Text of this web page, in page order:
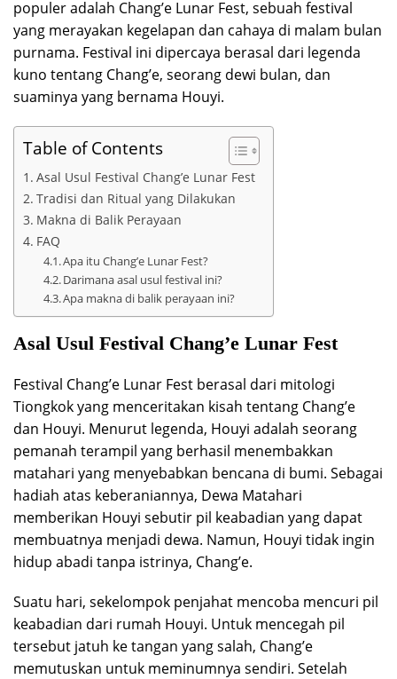
populer adalah Chang’e Lunar Fest, sebuah festival
yang merayakan kegelapan dan cahaya di malam bulan
purnama. Festival ini dipercaya berasal dari legenda
kuno tentang Chang’e, seorang dewi bulan, dan
suaminya yang bernama Houyi.
Table of Contents
Asal Usul Festival Chang’e Lunar Fest
Tradisi dan Ritual yang Dilakukan
Makna di Balik Perayaan
FAQ
Apa itu Chang’e Lunar Fest?
Darimana asal usul festival ini?
Apa makna di balik perayaan ini?
Asal Usul Festival Chang’e Lunar Fest
Festival Chang’e Lunar Fest berasal dari mitologi
Tiongkok yang menceritakan kisah tentang Chang’e
dan Houyi. Menurut legenda, Houyi adalah seorang
pemanah terampil yang berhasil menembakkan
matahari yang menyebabkan bencana di bumi. Sebagai
hadiah atas keberaniannya, Dewa Matahari
memberikan Houyi sebutir pil keabadian yang dapat
membuatnya menjadi dewa. Namun, Houyi tidak ingin
hidup abadi tanpa istrinya, Chang’e.
Suatu hari, sekelompok penjahat mencoba mencuri pil
keabadian dari rumah Houyi. Untuk mencegah pil
tersebut jatuh ke tangan yang salah, Chang’e
memutuskan untuk meminumnya sendiri. Setelah